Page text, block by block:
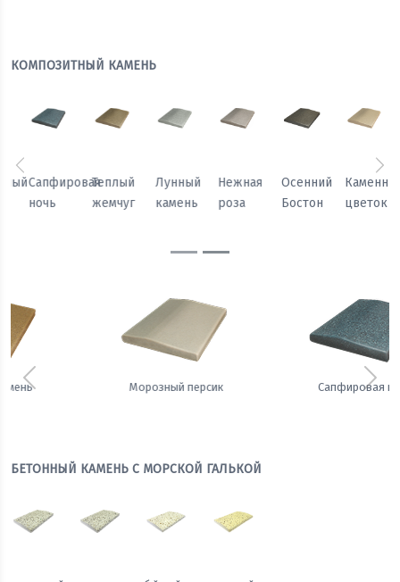
КОМПОЗИТНЫЙ КАМЕНЬ
Осенний
Бостон
Каменный
цветок
Песчаный
камень
Морозный
персик
Сапфировая
ночь
Теплый
жемчуг
Предыдущий
Сапфировая ночь Теплый жемчуг
Предыдущий
БЕТОННЫЙ КАМЕНЬ С МОРСКОЙ ГАЛЬКОЙ